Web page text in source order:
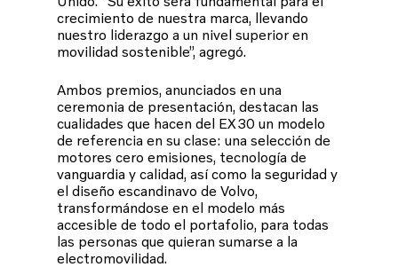
crecimiento de nuestra marca, llevando
nuestro liderazgo a un nivel superior en
movilidad sostenible”, agregó.
Ambos premios, anunciados en una
ceremonia de presentación, destacan las
cualidades que hacen del EX30 un modelo
de referencia en su clase: una selección de
motores cero emisiones, tecnología de
vanguardia y calidad, así como la seguridad y
el diseño escandinavo de Volvo,
transformándose en el modelo más
accesible de todo el portafolio, para todas
las personas que quieran sumarse a la
electromovilidad.